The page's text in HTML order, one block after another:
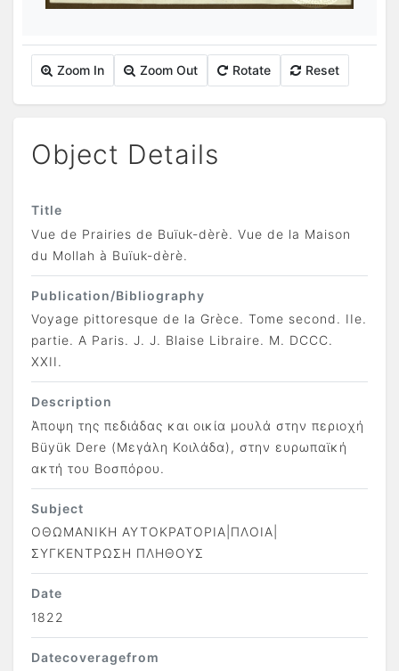
Zoom In Zoom Out Rotate Reset
Object Details
Title
Vue de Prairies de Buїuk-dèrè. Vue de la Maison
du Mollah à Buїuk-dèrè.
Publication/Bibliography
Voyage pittoresque de la Grèce. Tome second. IIe.
partie. A Paris. J. J. Blaise Libraire. M. DCCC.
XXII.
Description
Άποψη της πεδιάδας και οικία μουλά στην περιοχή
Büyük Dere (Μεγάλη Κοιλάδα), στην ευρωπαϊκή
ακτή του Βοσπόρου.
Subject
ΟΘΩΜΑΝΙΚΗ ΑΥΤΟΚΡΑΤΟΡΙΑ|ΠΛΟΙΑ|
ΣΥΓΚΕΝΤΡΩΣΗ ΠΛΗΘΟΥΣ
Date
1822
Datecoveragefrom